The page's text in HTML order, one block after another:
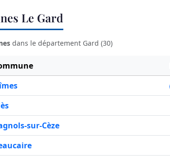
Le Gard
dans le département Gard (30)
sur-Cèze